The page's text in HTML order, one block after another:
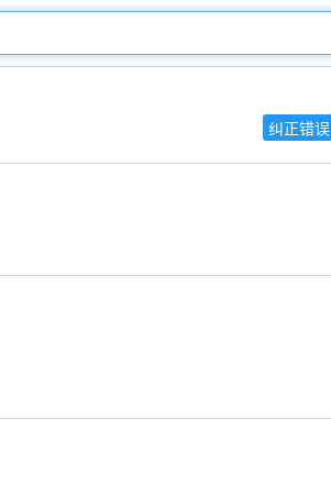
纠正错误